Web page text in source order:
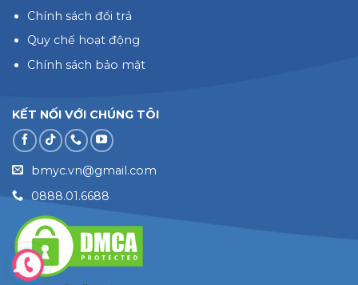
Chính sách đổi trả
Quy chế hoạt động
Chính sách bảo mật
KẾT NỐI VỚI CHÚNG TÔI
bmyc.vn@gmail.com
0888.01.6688